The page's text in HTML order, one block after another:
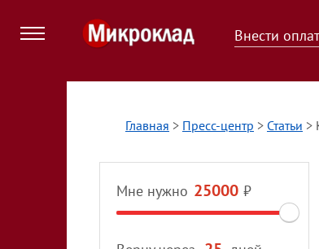
Внести
Главная > Пресс-центр > Статьи >
Мне нужно ₽